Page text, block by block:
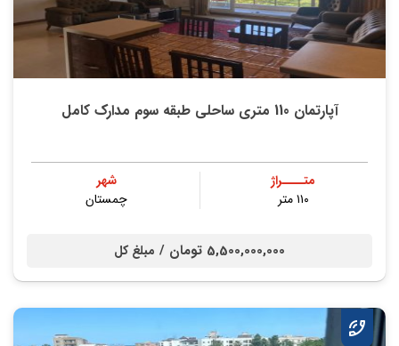
آپارتمان 110 متری ساحلی طبقه سوم مدارک کامل
متــــراژ
۱۱۰ متر
شهر
چمستان
5,500,000,000 تومان / مبلغ کل